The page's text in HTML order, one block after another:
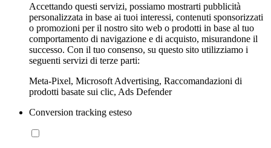
Accettando questi servizi, possiamo mostrarti pubblicità
personalizzata in base ai tuoi interessi, contenuti sponsorizzati
o promozioni per il nostro sito web o prodotti in base al tuo
comportamento di navigazione e di acquisto, misurandone il
successo. Con il tuo consenso, su questo sito utilizziamo i
seguenti servizi di terze parti:
Meta-Pixel, Microsoft Advertising, Raccomandazioni di
prodotti basate sui clic, Ads Defender
Conversion tracking esteso